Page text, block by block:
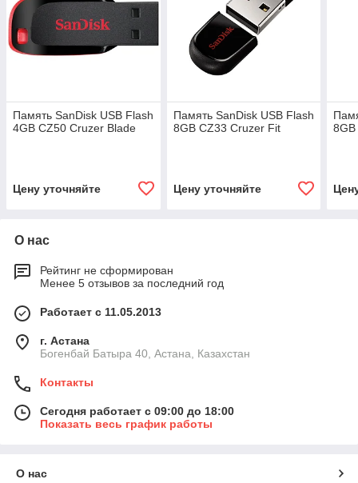
Память SanDisk USB Flash
4GB CZ50 Cruzer Blade
Цену уточняйте
Память SanDisk USB Flash
8GB CZ33 Cruzer Fit
Цену уточняйте
О нас
Рейтинг не сформирован
Менее 5 отзывов за последний год
Работает с 11.05.2013
г. Астана
Богенбай Батыра 40, Астана, Казахстан
Контакты
Сегодня работает с 09:00 до 18:00
Показать весь график работы
О нас